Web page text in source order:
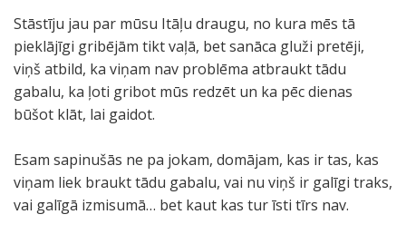
Stāstīju jau par mūsu Itāļu draugu, no kura mēs tā
pieklājīgi gribējām tikt vaļā, bet sanāca gluži pretēji,
viņš atbild, ka viņam nav problēma atbraukt tādu
gabalu, ka ļoti gribot mūs redzēt un ka pēc dienas
būšot klāt, lai gaidot.
Esam sapinušās ne pa jokam, domājam, kas ir tas, kas
viņam liek braukt tādu gabalu, vai nu viņš ir galīgi traks,
vai galīgā izmisumā… bet kaut kas tur īsti tīrs nav.